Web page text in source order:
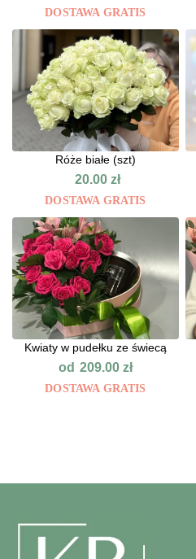
DOSTAWA GRATIS
Róże białe (szt)
20.00zł
DOSTAWA GRATIS
Kwiaty w pudełku ze świecą
od 209.00 zł
DOSTAWA GRATIS